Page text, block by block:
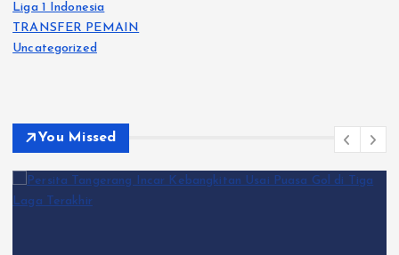
Liga 1 Indonesia
TRANSFER PEMAIN
Uncategorized
You Missed